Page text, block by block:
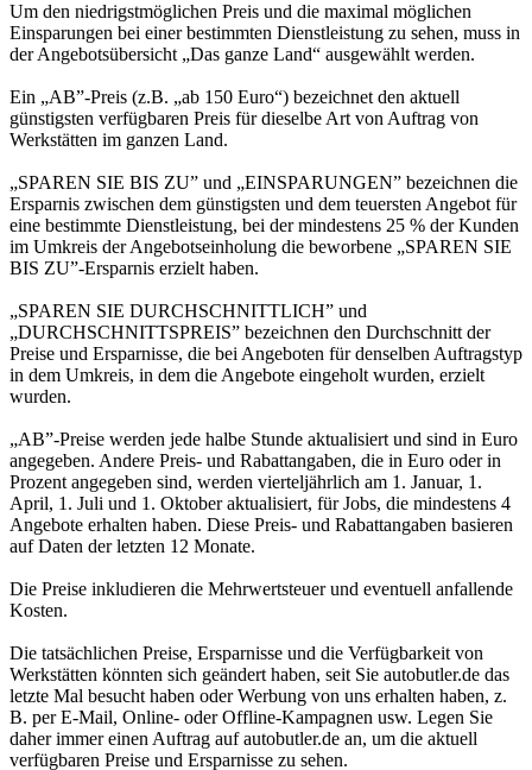
Um den niedrigstmöglichen Preis und die maximal möglichen
Einsparungen bei einer bestimmten Dienstleistung zu sehen, muss in
der Angebotsübersicht „Das ganze Land“ ausgewählt werden.
Ein „AB”-Preis (z.B. „ab 150 Euro“) bezeichnet den aktuell
günstigsten verfügbaren Preis für dieselbe Art von Auftrag von
Werkstätten im ganzen Land.
„SPAREN SIE BIS ZU” und „EINSPARUNGEN” bezeichnen die
Ersparnis zwischen dem günstigsten und dem teuersten Angebot für
eine bestimmte Dienstleistung, bei der mindestens 25 % der Kunden
im Umkreis der Angebotseinholung die beworbene „SPAREN SIE
BIS ZU”-Ersparnis erzielt haben.
„SPAREN SIE DURCHSCHNITTLICH” und
„DURCHSCHNITTSPREIS” bezeichnen den Durchschnitt der
Preise und Ersparnisse, die bei Angeboten für denselben Auftragstyp
in dem Umkreis, in dem die Angebote eingeholt wurden, erzielt
wurden.
„AB”-Preise werden jede halbe Stunde aktualisiert und sind in Euro
angegeben. Andere Preis- und Rabattangaben, die in Euro oder in
Prozent angegeben sind, werden vierteljährlich am 1. Januar, 1.
April, 1. Juli und 1. Oktober aktualisiert, für Jobs, die mindestens 4
Angebote erhalten haben. Diese Preis- und Rabattangaben basieren
auf Daten der letzten 12 Monate.
Die Preise inkludieren die Mehrwertsteuer und eventuell anfallende
Kosten.
Die tatsächlichen Preise, Ersparnisse und die Verfügbarkeit von
Werkstätten könnten sich geändert haben, seit Sie autobutler.de das
letzte Mal besucht haben oder Werbung von uns erhalten haben, z.
B. per E-Mail, Online- oder Offline-Kampagnen usw. Legen Sie
daher immer einen Auftrag auf autobutler.de an, um die aktuell
verfügbaren Preise und Ersparnisse zu sehen.